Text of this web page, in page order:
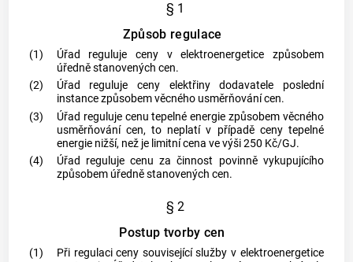
§ 1
Způsob regulace
(1)
Úřad reguluje ceny v elektroenergetice způsobem
úředně stanovených cen.
(2)
Úřad reguluje ceny elektřiny dodavatele poslední
instance způsobem věcného usměrňování cen.
(3)
Úřad reguluje cenu tepelné energie způsobem věcného
usměrňování cen, to neplatí v případě ceny tepelné
energie nižší, než je limitní cena ve výši 250 Kč/GJ.
(4)
Úřad reguluje cenu za činnost povinně vykupujícího
způsobem úředně stanovených cen.
§ 2
Postup tvorby cen
(1) Při regulaciceny související služby v elektroenergetice